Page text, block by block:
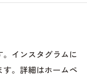
インスタグラムに
。詳細はホームペ